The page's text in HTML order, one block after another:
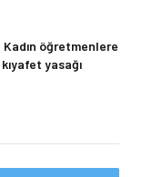
öğretmenlere
yasağı